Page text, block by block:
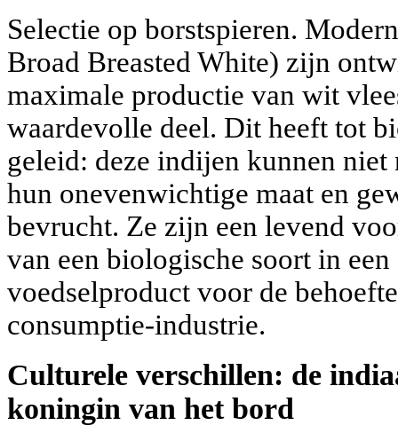
Selectie op borstspieren.
Broad Breasted White) zijn
maximale productie van wit
waardevolle deel. Dit heeft tot
geleid: deze indijen kunnen
hun onevenwichtige maat en
bevrucht. Ze zijn een levend
van een biologische soort in
voedselproduct voor de
consumptie-industrie.
Culturele verschillen: de
koningin van het bord